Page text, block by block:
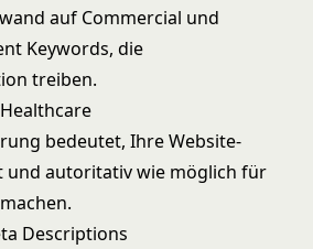
auf Commercial und
Keywords, die
treiben.
bedeutet, Ihre Website-
und autoritativ wie möglich für
Descriptions